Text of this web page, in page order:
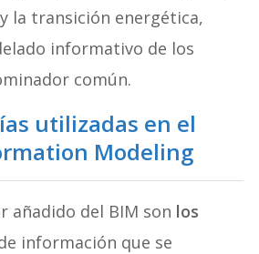
la transición energética,
informativo de los
común.
utilizadas en el
Modeling
añadido del BIM son los
información que se